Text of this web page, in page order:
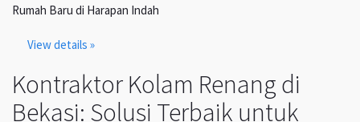
Rumah Baru di Harapan Indah
View details »
Kontraktor Kolam Renang di
Bekasi: Solusi Terbaik untuk